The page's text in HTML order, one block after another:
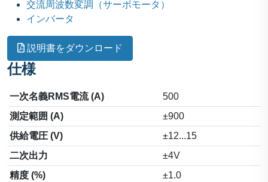
交流周波数変調（サーボモータ）
インバータ
説明書をダウンロード
仕様
一次名義RMS電流 (A)
500
測定範囲 (A)
±900
供給電圧 (V)
±12...15
二次出力
±4V
精度 (%)
±1.0